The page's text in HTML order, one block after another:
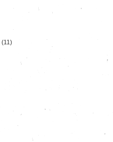
(11)